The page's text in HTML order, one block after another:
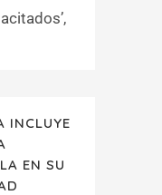
INCLUYE
EN SU